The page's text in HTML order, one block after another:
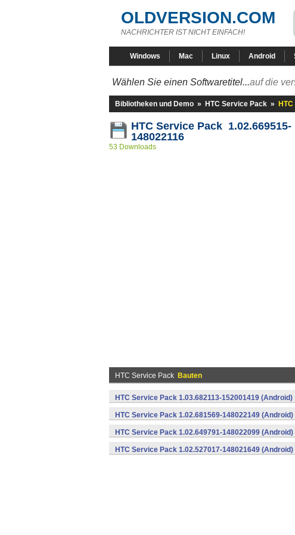
OLDVERSION.COM
NACHRICHTER IST NICHT EINFACH!
Windows Mac Linux Android
Wählen Sie einen Softwaretitel...auf die
Bibliotheken und Demo » HTC Service Pack »
HTC Service Pack 1.02.669515-
148022116
53 Downloads
HTC Service Pack Bauten
HTC Service Pack 1.03.682113-152001419 (Android)
HTC Service Pack 1.02.681569-148022149 (Android)
HTC Service Pack 1.02.649791-148022099 (Android)
HTC Service Pack 1.02.527017-148021649 (Android)